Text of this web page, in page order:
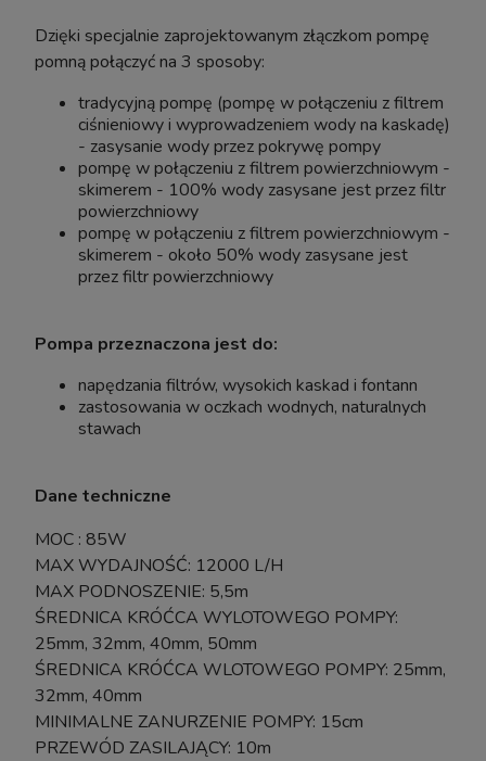
Szafka pod Akwarium Proste Elitte 200x80x90
Biały-Beton
Wysyłka w: 10-14 dni roboczych
3 058,00 zł
do koszyka
Dzięki specjalnie zaprojektowanym złączkom pompę
pomną połączyć na 3 sposoby:
tradycyjną pompę (pompę w połączeniu z filtrem
ciśnieniowy i wyprowadzeniem wody na kaskadę)
- zasysanie wody przez pokrywę pompy
pompę w połączeniu z filtrem powierzchniowym -
skimerem - 100% wody zasysane jest przez filtr
powierzchniowy
pompę w połączeniu z filtrem powierzchniowym -
skimerem - około 50% wody zasysane jest
przez filtr powierzchniowy
Pompa przeznaczona jest do:
napędzania filtrów, wysokich kaskad i fontann
zastosowania w oczkach wodnych, naturalnych
stawach
Dane techniczne
MOC : 85W
MAX WYDAJNOŚĆ: 12000 L/H
MAX PODNOSZENIE: 5,5m
ŚREDNICA KRÓĆCA WYLOTOWEGO POMPY:
25mm, 32mm, 40mm, 50mm
ŚREDNICA KRÓĆCA WLOTOWEGO POMPY: 25mm,
32mm, 40mm
MINIMALNE ZANURZENIE POMPY: 15cm
PRZEWÓD ZASILAJĄCY: 10m